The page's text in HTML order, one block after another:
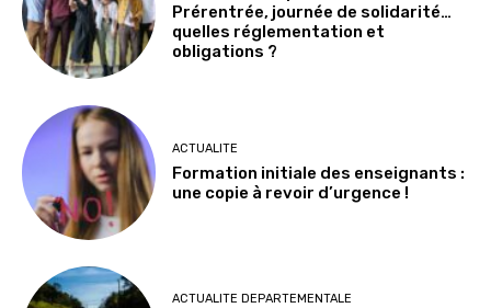
Prérentrée, journée de solidarité…
quelles réglementation et
obligations ?
ACTUALITE
Formation initiale des enseignants :
une copie à revoir d’urgence !
ACTUALITE DEPARTEMENTALE